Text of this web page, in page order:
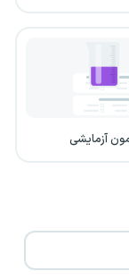
آزمایشی